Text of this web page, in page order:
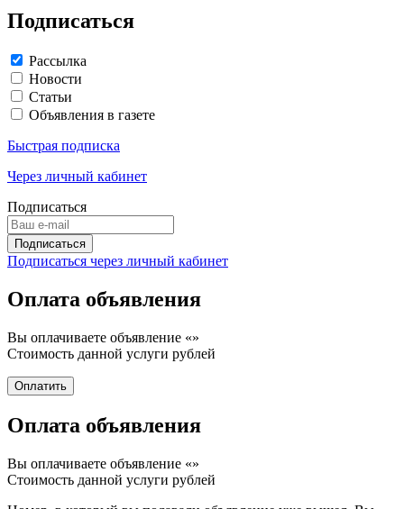
Подписаться
Рассылка
Новости
Статьи
Объявления в газете
Быстрая подписка
Через личный кабинет
Подписаться
Подписаться через личный кабинет
Оплата объявления
Вы оплачиваете объявление «»
Стоимость данной услуги рублей
Оплата объявления
Вы оплачиваете объявление «»
Стоимость данной услуги рублей